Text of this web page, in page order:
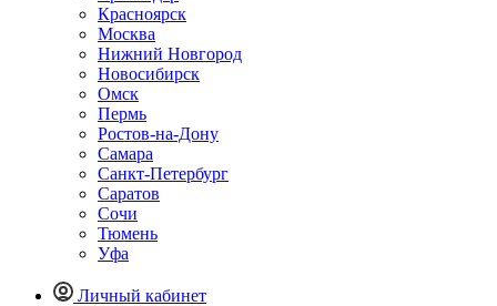
Красноярск
Москва
Нижний Новгород
Новосибирск
Омск
Пермь
Ростов-на-Дону
Самара
Санкт-Петербург
Саратов
Сочи
Тюмень
Уфа
Личный кабинет